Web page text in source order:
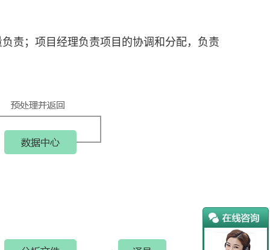
责；项目经理负责项目的协调和分配，负责